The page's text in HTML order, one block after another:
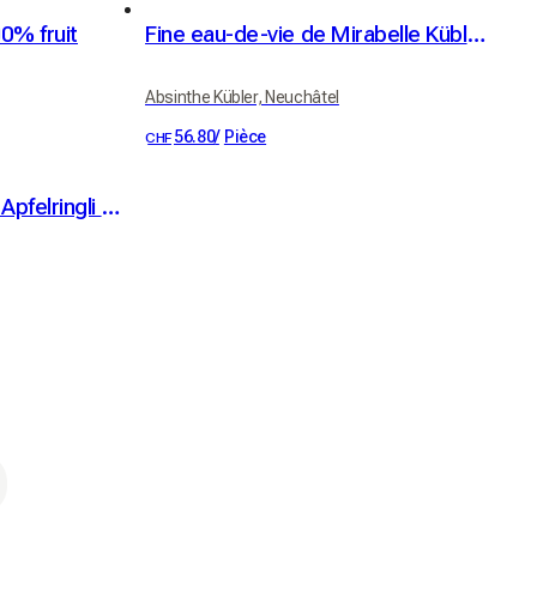
fruit Fine eau-de-vie de Mirabelle Kübler 41% vol. 50cl
Absinthe Kübler, Neuchâtel
CHF 56.80/ Pièce
Anneaux de pomme bio Apfelringli haute-tige 60 g